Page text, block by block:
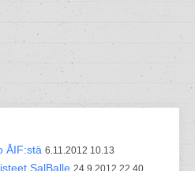
ÅIF:stä 6.11.2012 10.13
SalBalle 24.9.2012 22.40